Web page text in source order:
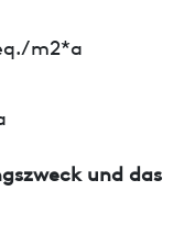
m2*a
und das